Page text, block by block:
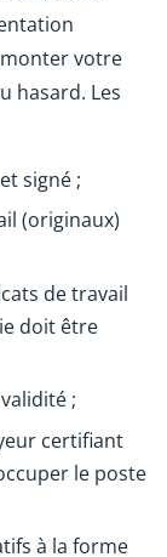
votre
hasard. Les
signé ;
(originaux)
de travail
doit être
;
certifiant
le poste
à la forme